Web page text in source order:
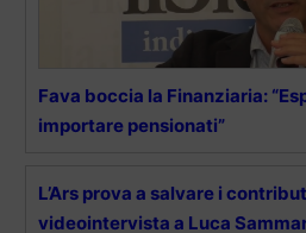
Fava boccia la Finanziaria:
importare pensionati”
L’Ars prova a salvare i
videointervista a Luca